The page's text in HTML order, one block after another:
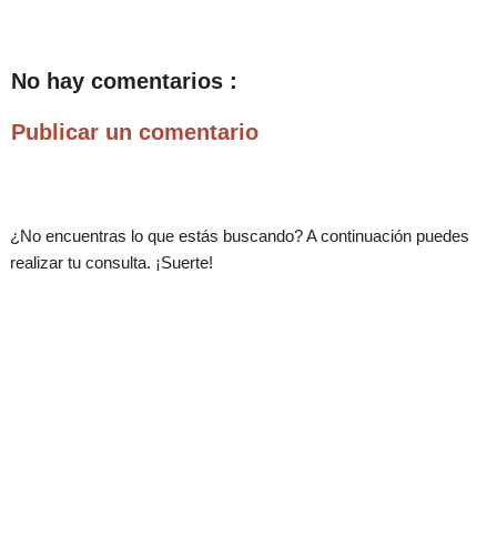
No hay comentarios :
Publicar un comentario
¿No encuentras lo que estás buscando? A continuación puedes
realizar tu consulta. ¡Suerte!